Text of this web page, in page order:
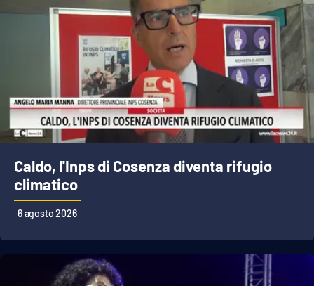
STREAMING
LaC TV
LaC Network
EDIZIONI
LOCALI
Catanzaro
Crotone
Caldo, l'Inps di Cosenza diventa rifugio
climatico
6 agosto 2026